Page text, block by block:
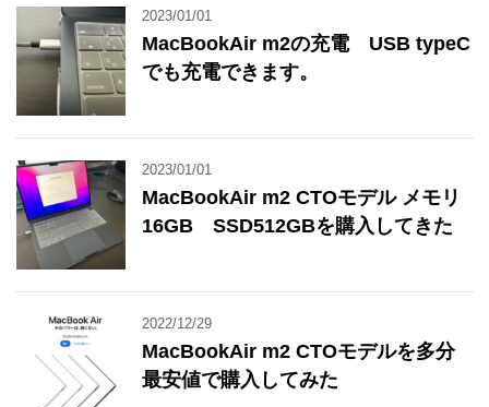
2023/01/01
MacBookAir m2の充電 USB typeC
でも充電できます。
2023/01/01
MacBookAir m2 CTOモデル メモリ
16GB SSD512GBを購入してきた
2022/12/29
MacBookAir m2 CTOモデルを多分
最安値で購入してみた